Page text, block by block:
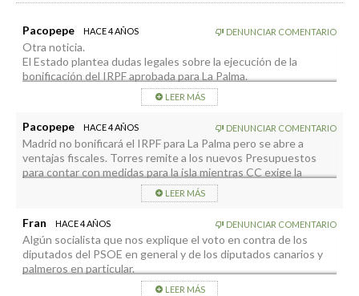
Pacopepe HACE 4 AÑOS DENUNCIAR COMENTARIO
Otra noticia.
El Estado plantea dudas legales sobre la ejecución de la
bonificación del IRPF aprobada para La Palma.
https://www.eltime.es/politica/40588-el-estado-plantea-
dudas-legales-sobre-la-ejecucion-de-la-bonificacion-del-irpf-
LEER MÁS
Pacopepe HACE 4 AÑOS DENUNCIAR COMENTARIO
Madrid no bonificará el IRPF para La Palma pero se abre a
ventajas fiscales. Torres remite a los nuevos Presupuestos
para contar con medidas para la isla mientras CC exige la
“aplicación inmediata” del “mandato popular” del Congreso.
irpf-palma-abre-68383888.html?
utm_source=whatsapp&utm_medium=social&utm_campaign=btn-
share
LEER MÁS
Fran HACE 4 AÑOS DENUNCIAR COMENTARIO
Algún socialista que nos explique el voto en contra de los
diputados del PSOE en general y de los diputados canarios y
palmeros en particular.
LEER MÁS